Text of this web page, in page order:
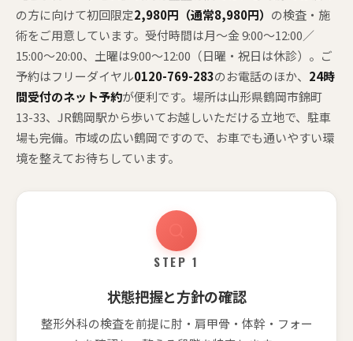
の方に向けて初回限定2,980円（通常8,980円） の検査・施
術をご用意しています。受付時間は月〜金 9:00〜12:00／
15:00〜20:00、土曜は9:00〜12:00（日曜・祝日は休診）。ご
予約はフリーダイヤル0120-769-283のお電話のほか、 24時
間受付のネット予約が便利です。場所は山形県鶴岡市錦町
13-33、JR鶴岡駅から歩いてお越しいただける立地で、駐車
場も完備。市域の広い鶴岡ですので、お車でも通いやすい環
境を整えてお待ちしています。
STEP 1
状態把握と方針の確認
整形外科の検査を前提に肘・肩甲骨・体幹・フォー